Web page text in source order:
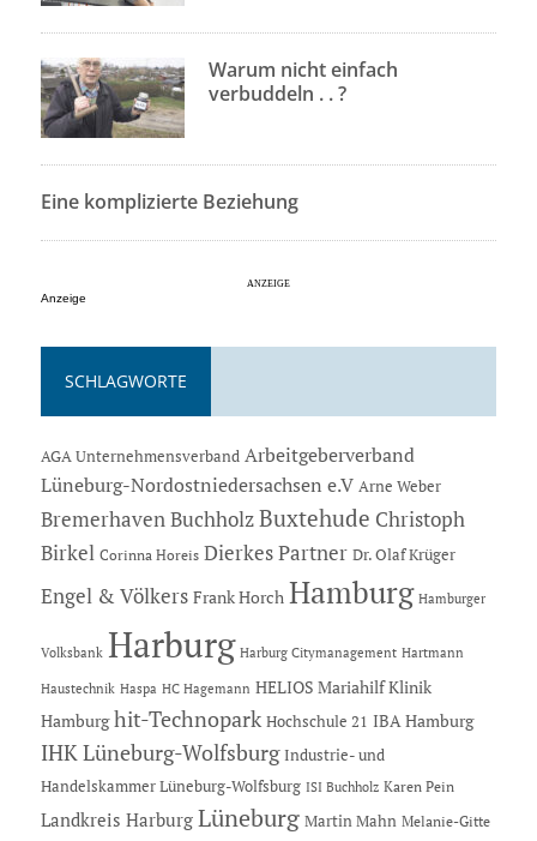
Warum nicht einfach
verbuddeln . . ?
Eine komplizierte Beziehung
Anzeige
SCHLAGWORTE
AGA Unternehmensverband Arbeitgeberverband
Lüneburg-Nordostniedersachsen e.V Arne Weber
Bremerhaven Buchholz Buxtehude Christoph
Birkel Corinna Horeis Dierkes Partner Dr. Olaf Krüger
Engel & Völkers Frank Horch Hamburg Hamburger
Volksbank Harburg Harburg Citymanagement Hartmann
Haustechnik Haspa HC Hagemann HELIOS Mariahilf Klinik
Hamburg hit-Technopark Hochschule 21 IBA Hamburg
IHK Lüneburg-Wolfsburg Industrie- und
Handelskammer Lüneburg-Wolfsburg ISI Buchholz Karen Pein
Landkreis Harburg Lüneburg Martin Mahn Melanie-Gitte